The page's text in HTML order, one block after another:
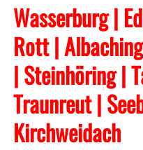
Wasserburg |
Rott |
| Steinhöring |
Traunreut |
Kirchweidach